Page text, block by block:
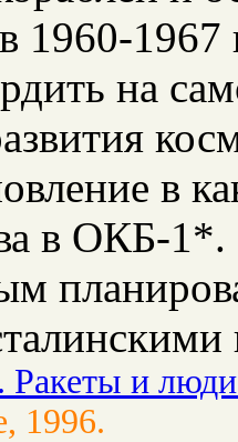
1960-
на
в
в ОКБ-
Ракеты и
1996.